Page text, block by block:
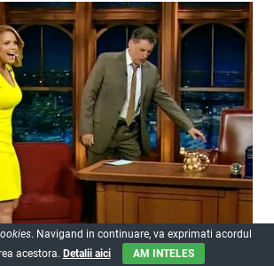
. Navigand in continuare, va exprimati acordul
acestora. Detalii aici AM INTELES